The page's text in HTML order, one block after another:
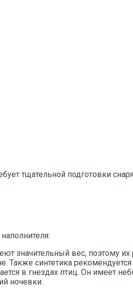
тщательной подготовки
значительный вес, поэтому их
синтетика
в гнездах птиц. Он имеет
ночевки.